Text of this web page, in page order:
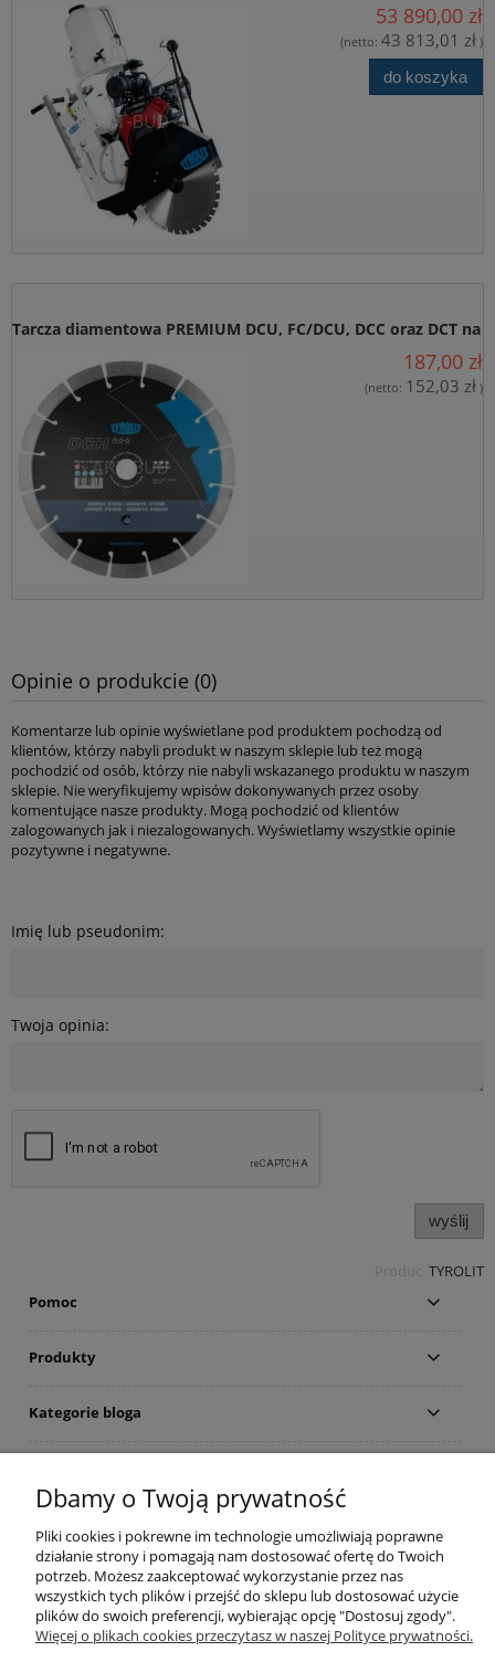
53 890,00 zł
(netto: 43 813,01 zł )
do koszyka
Tarcza diamentowa PREMIUM DCU, FC/DCU, DCC oraz DCT na
szlifierkę kątową. Średnica: 115 do 230 mm Tyrolit (1 szt.)
187,00 zł
(netto: 152,03 zł )
Opinie o produkcie (0)
Komentarze lub opinie wyświetlane pod produktem pochodzą od
klientów, którzy nabyli produkt w naszym sklepie lub też mogą
pochodzić od osób, którzy nie nabyli wskazanego produktu w naszym
sklepie. Nie weryfikujemy wpisów dokonywanych przez osoby
komentujące nasze produkty. Mogą pochodzić od klientów
zalogowanych jak i niezalogowanych. Wyświetlamy wszystkie opinie
pozytywne i negatywne.
Imię lub pseudonim:
Twoja opinia:
wyślij
Produc. TYROLIT
Pomoc
Produkty
Kategorie bloga
© artbud.pl - Wszelkie prawa zastrzeżone
Sklep internetowy Shoper.pl
Dbamy o Twoją prywatność
Pliki cookies i pokrewne im technologie umożliwiają poprawne
działanie strony i pomagają nam dostosować ofertę do Twoich
potrzeb. Możesz zaakceptować wykorzystanie przez nas
wszystkich tych plików i przejść do sklepu lub dostosować użycie
plików do swoich preferencji, wybierając opcję "Dostosuj zgody".
Więcej o plikach cookies przeczytasz w naszej Polityce prywatności.